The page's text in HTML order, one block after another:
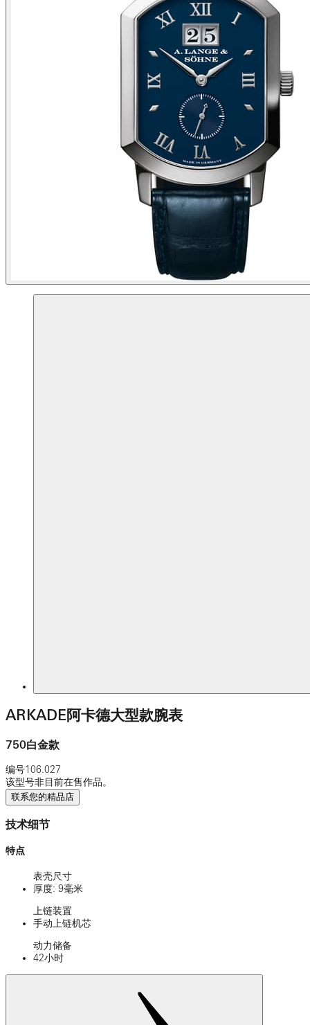
ARKADE阿卡德大型款腕表
750白金款
编号106.027
该型号非目前在售作品。
联系您的精品店
技术细节
特点
表壳尺寸
厚度: 9毫米
上链装置
手动上链机芯
动力储备
42小时